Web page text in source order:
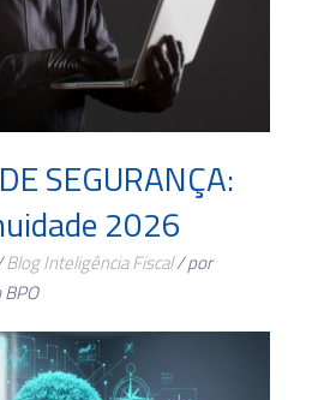
SEGURANÇA:
2026
BlogInteligência Fiscal/ por